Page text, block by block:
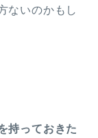
ないのかもし
持っておきた